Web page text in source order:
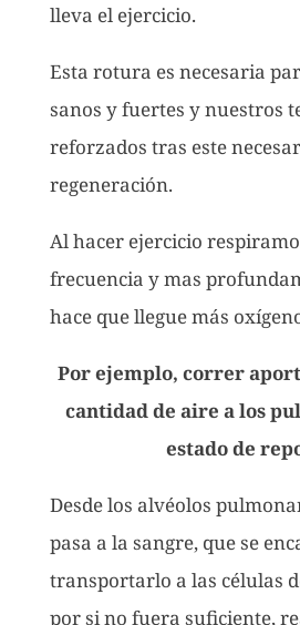
lleva el ejercicio.
Esta rotura es necesaria
sanos y fuertes y nuestros
reforzados tras este
regeneración.
Al hacer ejercicio
frecuencia y mas
hace que llegue más
Por ejemplo, correr
cantidad de aire a los
estado de
Desde los alvéolos
pasa a la sangre, que se
transportarlo a las células
por si no fuera suficiente,